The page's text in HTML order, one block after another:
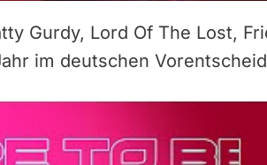
Gurdy, Lord Of The Lost,
im deutschen